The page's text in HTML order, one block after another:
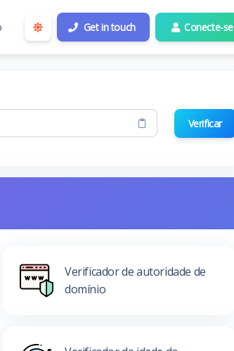
Get in touch Conecte-se
Verificar
Verificador de autoridade de
domínio